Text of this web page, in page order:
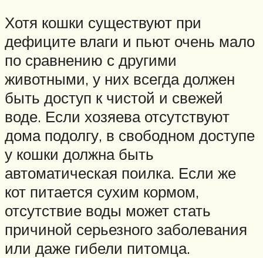
Хотя кошки существуют при
дефиците влаги и пьют очень мало
по сравнению с другими
животными, у них всегда должен
быть доступ к чистой и свежей
воде. Если хозяева отсутствуют
дома подолгу, в свободном доступе
у кошки должна быть
автоматическая поилка. Если же
кот питается сухим кормом,
отсутствие воды может стать
причиной серьезного заболевания
или даже гибели питомца.